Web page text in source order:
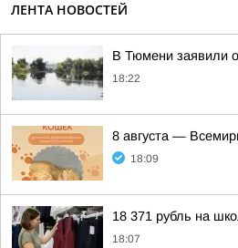
ЛЕНТА НОВОСТЕЙ
В Тюмени заявили
18:22
8 августа —
18:09
18 371 рубль на
18:07